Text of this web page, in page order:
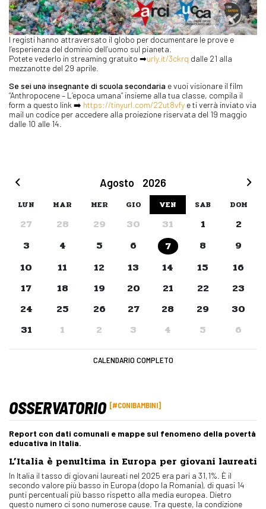
I registi hanno attraversato il globo per documentare le prove e
l’esperienza del dominio dell’uomo sul pianeta.
Potete vederlo in streaming gratuito ➡urly.it/3ckrq dalle 21 alla
mezzanotte del 29 aprile.
Se sei unə insegnante di scuola secondaria e vuoi visionare il film
“Anthropocene – L’epoca umana” insieme alla tua classe, compila il
form a questo link ➡️ https://tinyurl.com/22ut8vfy e ti verrà inviato via
mail un codice per accedere alla proiezione riservata del 19 maggio
dalle 10 alle 14.
Agosto 2026
LUN MAR MER GIO VEN SAB DOM
27 28 29 30 31 1
2
3
4 5 6 7 8
9
10
11 12 13 14 15
16
17
18 19 20 21 22
23
24
25 26 27 28 29
30
31
1 2 3 4 5 6
CALENDARIO COMPLETO
OSSERVATORIO #CONIBAMBINI
Report con dati comunali e mappe sul fenomeno della povertà
educativa in Italia.
L’Italia è penultima in Europa per giovani laureati
In Italia il tasso di giovani laureati nel 2025 era pari a 31,1%. È il
secondo valore più basso in Europa (dopo la Romania), di quasi 14
punti percentuali più basso rispetto alla media europea. Dietro
questo numero ci sono numerose cause. Tra queste, la condizione